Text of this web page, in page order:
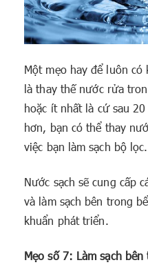
Một mẹo hay để luôn
là thay thế nước rửa
hoặc ít nhất là cứ sau
hơn, bạn có thể thay
việc bạn làm sạch bộ lọc.
Nước sạch sẽ cung cấp
và làm sạch bên trong
khuẩn phát triển.
Mẹo số 7: Làm sạch